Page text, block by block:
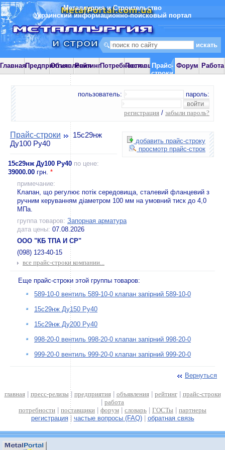
Металлургия и Строительство
Украинский информационно-поисковый портал
ГлавнаяПредприятияОбъявления
РейтингПотребностиПоставщики
Прайс-
строки
Форум Работа
пользователь: пароль:
регистрация / забыли пароль?
добавить прайс-строку
просмотр прайс-строк
Прайс-строки
15с29нж
Ду100 Ру40
15с29нж Ду100 Ру40 по цене:
39000.00 грн. *
примечание:
Клапан, що регулює потік середовища, сталевий фланцевий з
ручним керуванням діаметром 100 мм на умовний тиск до 4,0
МПа.
группа товаров: Запорная арматура
дата цены: 07.08.2026
ООО "КБ ТПА И СР"
(098) 123-40-15
все прайс-строки компании...
Еще прайс-строки этой группы товаров:
589-10-0 вентиль 589-10-0 клапан запірний 589-10-0
15с29нж Ду150 Ру40
15с29нж Ду200 Ру40
998-20-0 вентиль 998-20-0 клапан запірний 998-20-0
999-20-0 вентиль 999-20-0 клапан запірний 999-20-0
Вернуться
главная| пресс-релизы | предприятия| объявления| рейтинг| прайс-строки
работа
потребности
поставщики форум словарь ГОСТы
партнеры
регистрация| частые вопросы (FAQ)| обратная связь